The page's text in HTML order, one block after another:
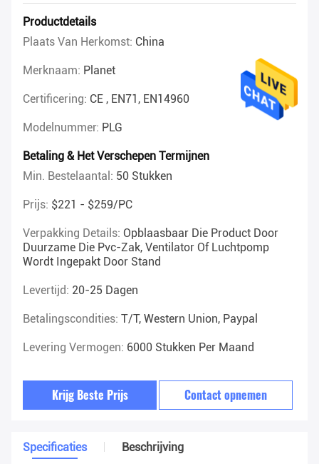
Productdetails
Plaats Van Herkomst: China
Merknaam: Planet
Certificering: CE , EN71, EN14960
Modelnummer: PLG
Betaling & Het Verschepen Termijnen
Min. Bestelaantal: 50 Stukken
Prijs: $221 - $259/PC
Verpakking Details: Opblaasbaar Die Product Door
Duurzame Die Pvc-Zak, Ventilator Of Luchtpomp
Wordt Ingepakt Door Stand
Levertijd: 20-25 Dagen
Betalingscondities: T/T, Western Union, Paypal
Levering Vermogen: 6000 Stukken Per Maand
Krijg Beste Prijs Contact opnemen
Specificaties Beschrijving